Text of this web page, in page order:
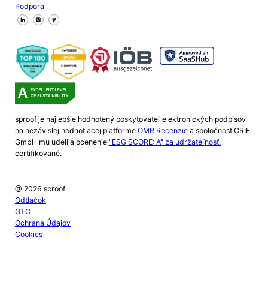
Podpora
Sledujte nás na Facebooku
Sledujte nás na X
Sledujte nás na LinkedIn
sproof je najlepšie hodnotený poskytovateľ elektronických podpisov
na nezávislej hodnotiacej platforme OMR Recenziea spoločnosť CRIF
GmbH mu udelila ocenenie "ESG SCORE: A" za udržateľnosť.
certifikované.
@ 2026 sproof
Odtlačok
GTC
Ochrana Údajov
Cookies